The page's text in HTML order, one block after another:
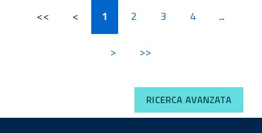
<< < 1 2 3 4 ...
> >>
RICERCA AVANZATA